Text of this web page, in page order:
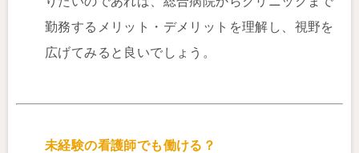
勤務するメリット・デメリットを理解し、視野を
広げてみると良いでしょう。
未経験の看護師でも働ける？